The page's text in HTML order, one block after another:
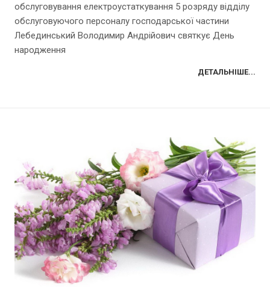
обслуговування електроустаткування 5 розряду відділу
обслуговуючого персоналу господарської частини
Лебединський Володимир Андрійович святкує День
народження
ДЕТАЛЬНІШЕ...